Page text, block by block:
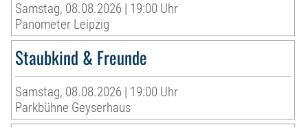
Samstag, 08.08.2026 | 19:00 Uhr
Panometer Leipzig
Staubkind & Freunde
Samstag, 08.08.2026 | 19:00 Uhr
Parkbühne Geyserhaus